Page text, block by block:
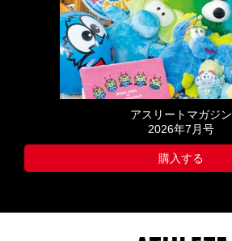
アスリートマガジン
2026年7月号
購入する